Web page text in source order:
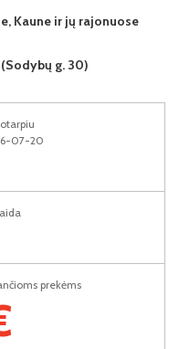
Kaune ir jų rajonuose
g. 30)
prekėms
07-20